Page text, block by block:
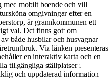
med mobilt boende och vill
omgivningar efter en
är grannkommunen ett
val. Det finns gott om
både husbilar och husvagnar
Via länken presenteras
en interaktiv karta och en
tillgängliga ställplatser i
och uppdaterad information